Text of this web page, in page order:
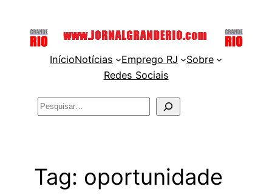
InícioNotícias Emprego RJ
Sobre
Redes Sociais
Pesquisar
Tag: oportunidade